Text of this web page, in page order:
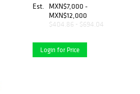
cuadrangulares, fustes
anillados y base ochavada.
Est.
MXN$7,000 -
MXN$12,000
$404.86 - $694.04
Login for Price